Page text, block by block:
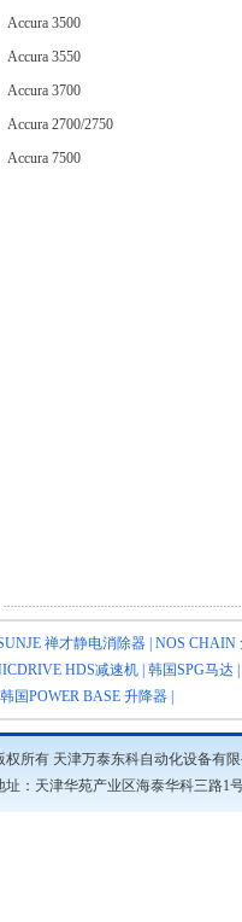
Accura 3500
Accura 3550
Accura 3700
Accura 2700/2750
Accura 7500
禅才静电消除器 NOS CHAIN
HDS减速机 韩国SPG马达
韩国POWER BASE 升降器
权所有 天津万泰东科自动化设备有
址：天津华苑产业区海泰华科三路1